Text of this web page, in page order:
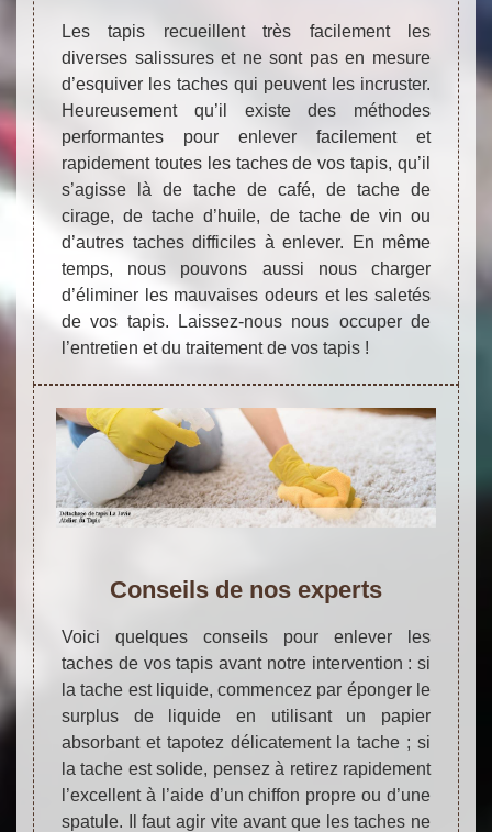
Les tapis recueillent très facilement les
diverses salissures et ne sont pas en mesure
d’esquiver les taches qui peuvent les incruster.
Heureusement qu’il existe des méthodes
performantes pour enlever facilement et
rapidement toutes les taches de vos tapis, qu’il
s’agisse là de tache de café, de tache de
cirage, de tache d’huile, de tache de vin ou
d’autres taches difficiles à enlever. En même
temps, nous pouvons aussi nous charger
d’éliminer les mauvaises odeurs et les saletés
de vos tapis. Laissez-nous nous occuper de
l’entretien et du traitement de vos tapis !
Conseils de nos experts
Voici quelques conseils pour enlever les
taches de vos tapis avant notre intervention : si
la tache est liquide, commencez par éponger le
surplus de liquide en utilisant un papier
absorbant et tapotez délicatement la tache ; si
la tache est solide, pensez à retirez rapidement
l’excellent à l’aide d’un chiffon propre ou d’une
spatule. Il faut agir vite avant que les taches ne